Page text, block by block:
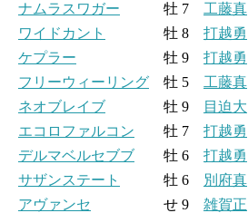
ナムラスワガー 牡 7 工藤真
ワイドカント
牡 8 打越勇
ケプラー 牡 9 打越勇
フリーウィーリング 牡 5 工藤真
ネオブレイブ 牡 9 目迫大
エコロファルコン 牡 7 打越勇
デルマベルセブブ 牡 6 打越勇
サザンステート
牡 6 別府真
アヴァンセ せ 9 雑賀正